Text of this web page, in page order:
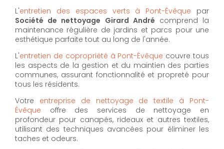
L'entretien des espaces verts à Pont-Évêque par
Société de nettoyage Girard André comprend la
maintenance régulière de jardins et parcs pour une
esthétique parfaite tout au long de l'année.
L'entretien de copropriété à Pont-Évêque couvre tous
les aspects de la gestion et du maintien des parties
communes, assurant fonctionnalité et propreté pour
tous les résidents.
Votre entreprise de nettoyage de textile à Pont-
Évêque offre des services de nettoyage en
profondeur pour canapés, rideaux et autres textiles,
utilisant des techniques avancées pour éliminer les
taches et odeurs.